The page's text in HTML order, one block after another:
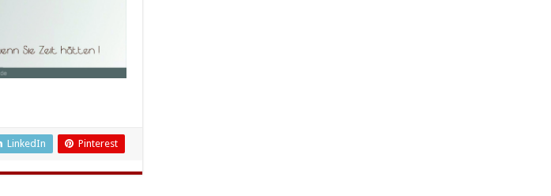
LinkedIn Pinterest